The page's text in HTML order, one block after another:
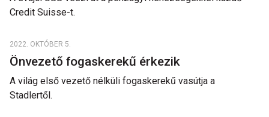
Credit Suisse-t.
2022. OKTÓBER 5.
Önvezető fogaskerekű érkezik
A világ első vezető nélküli fogaskerekű vasútja a
Stadlertől.